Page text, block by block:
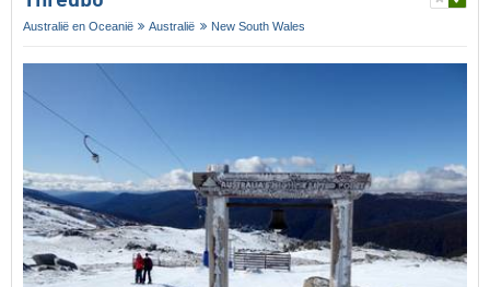
Australië en Oceanië Australië New South Wales